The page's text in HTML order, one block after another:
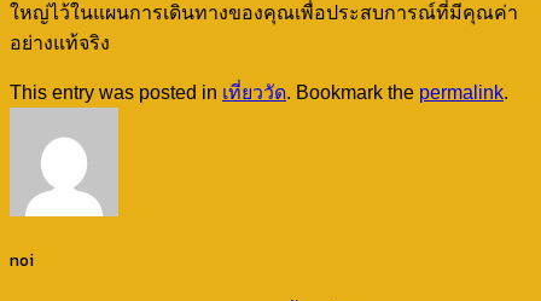
ใหญ่ไว้ในแผนการเดินทางของคุณเพื่อประสบการณ์ที่มีคุณค่า
อย่างแท้จริง
This entry was posted in เที่ยววัด. Bookmark the permalink.
noi